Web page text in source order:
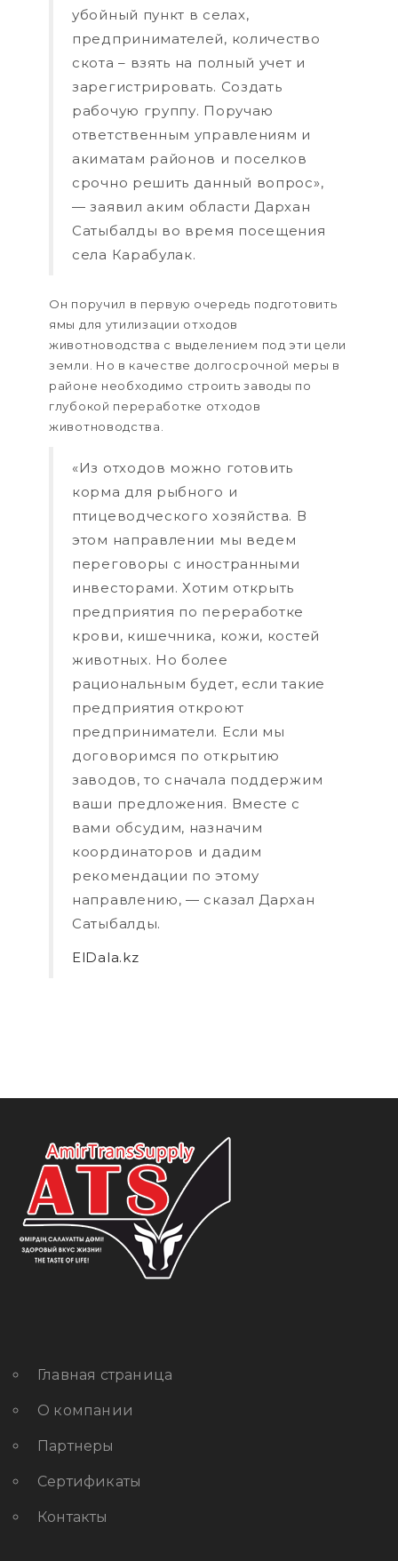
убойный пункт в селах,
предпринимателей, количество
скота – взять на полный учет и
зарегистрировать. Создать
рабочую группу. Поручаю
ответственным управлениям и
акиматам районов и поселков
срочно решить данный вопрос»,
— заявил аким области Дархан
Сатыбалды во время посещения
села Карабулак.
Он поручил в первую очередь подготовить
ямы для утилизации отходов
животноводства с выделением под эти цели
земли. Но в качестве долгосрочной меры в
районе необходимо строить заводы по
глубокой переработке отходов
животноводства.
«Из отходов можно готовить
корма для рыбного и
птицеводческого хозяйства. В
этом направлении мы ведем
переговоры с иностранными
инвесторами. Хотим открыть
предприятия по переработке
крови, кишечника, кожи, костей
животных. Но более
рациональным будет, если такие
предприятия откроют
предприниматели. Если мы
договоримся по открытию
заводов, то сначала поддержим
ваши предложения. Вместе с
вами обсудим, назначим
координаторов и дадим
рекомендации по этому
направлению, — сказал Дархан
Сатыбалды.
ElDala.kz
Главная страница
О компании
Партнеры
Сертификаты
Контакты